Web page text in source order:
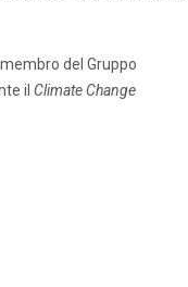
del Gruppo
il Climate Change